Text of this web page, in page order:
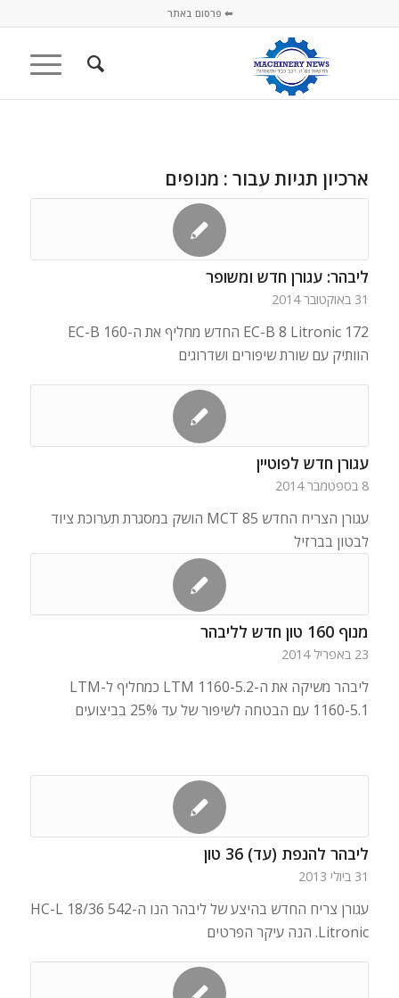
⬅ פרסום באתר
ארכיון תגיות עבור : מנופים
ליבהר: עגורן חדש ומשופר
31 באוקטובר 2014
172 EC-B 8 Litronic החדש מחליף את ה-160 EC-B
הוותיק עם שורת שיפורים ושדרוגים
עגורן חדש לפוטיין
8 בספטמבר 2014
עגורן הצריח החדש MCT 85 הושק במסגרת תערוכת ציוד
לבטון בברזיל
מנוף 160 טון חדש לליבהר
23 באפריל 2014
ליבהר משיקה את ה-LTM 1160-5.2 כמחליף ל-LTM
1160-5.1 עם הבטחה לשיפור של עד 25% בביצועים
ליבהר להנפת (עד) 36 טון
31 ביולי 2013
עגורן צריח החדש בהיצע של ליבהר הנו ה-542 HC-L 18/36
Litronic. הנה עיקר הפרטים